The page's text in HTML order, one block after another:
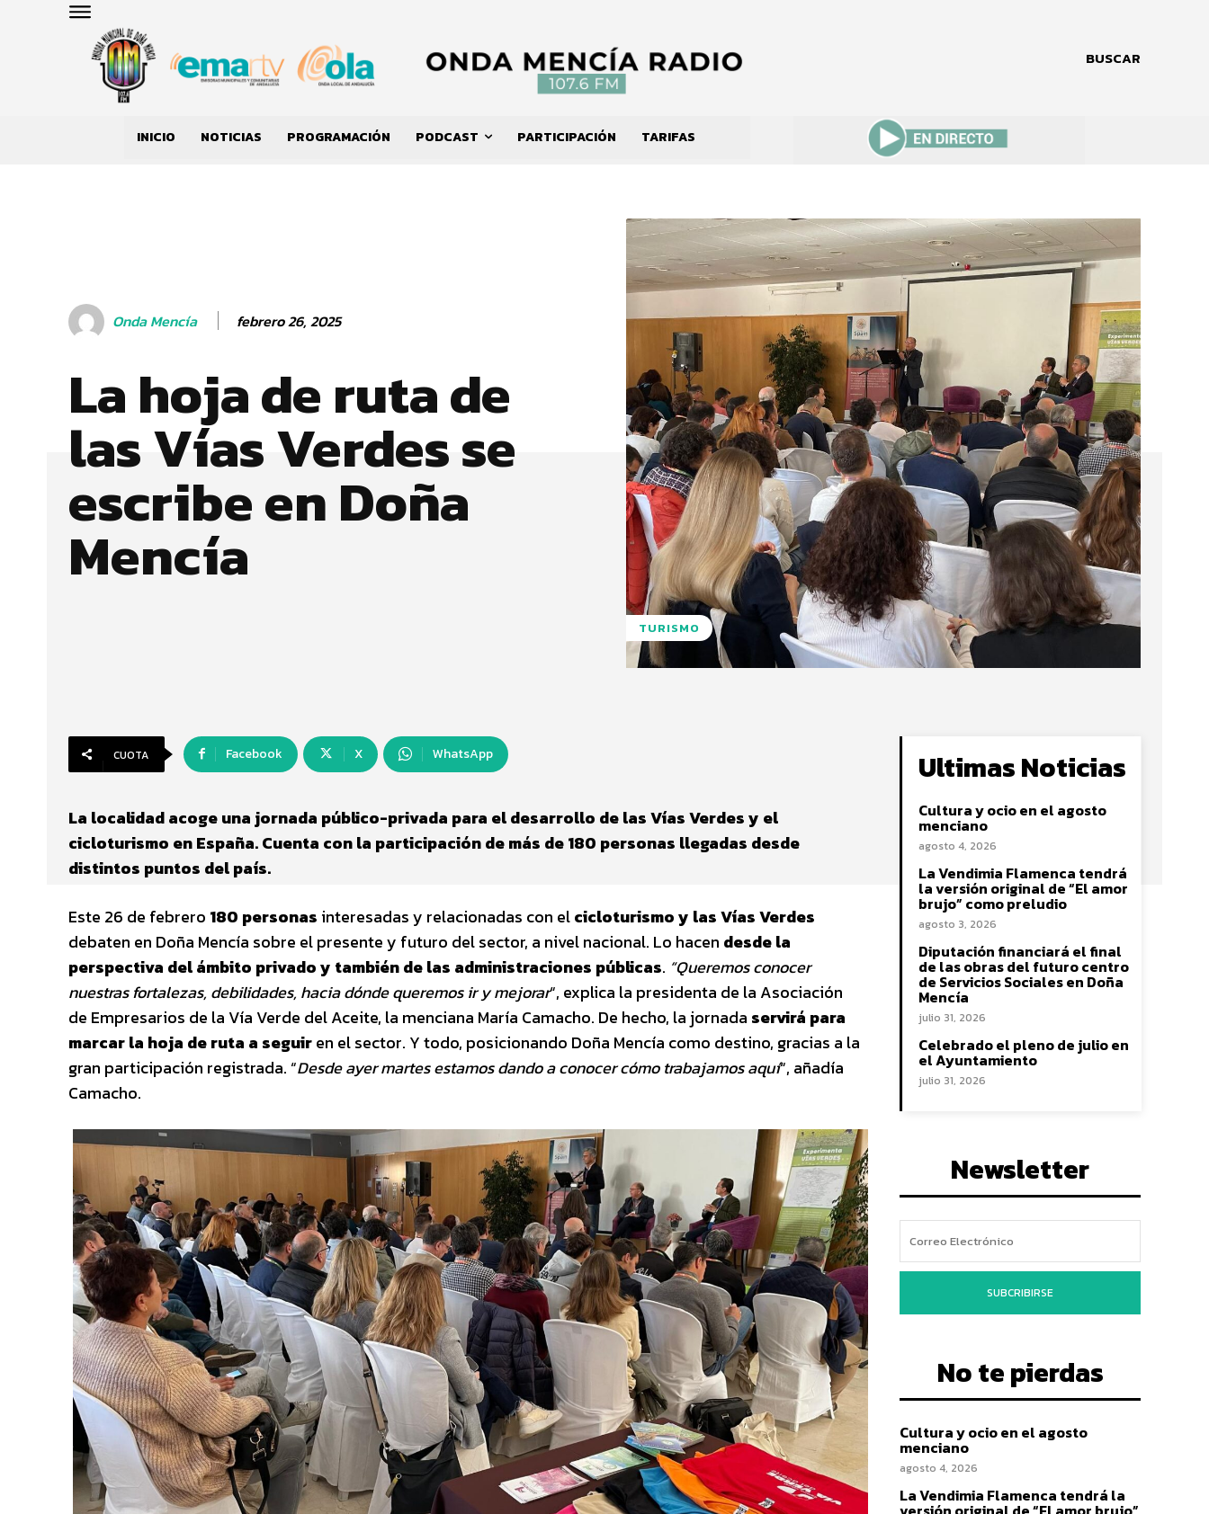
BUSCAR
INICIO NOTICIAS PROGRAMACIÓN PODCAST PARTICIPACIÓN TARIFAS
Onda Mencía febrero 26, 2025
La hoja de ruta de
las Vías Verdes se
escribe en Doña
Mencía
TURISMO
CUOTA Facebook X WhatsApp
La localidad acoge una jornada público-privada para el desarrollo de las Vías Verdes y el
cicloturismo en España. Cuenta con la participación de más de 180 personas llegadas desde
distintos puntos del país.
Este 26 de febrero 180 personas interesadas y relacionadas con elcicloturismo y las Vías Verdes
debaten en Doña Mencía sobre el presente y futuro del sector, a nivel nacional. Lo hacen desde la
perspectiva del ámbito privado y también de las administraciones públicas. “Queremos conocer
nuestras fortalezas, debilidades, hacia dónde queremos ir y mejorar“, explica la presidenta de la Asociación
de Empresarios de la Vía Verde del Aceite, la menciana María Camacho. De hecho, la jornada servirá para
marcar la hoja de ruta a seguiren el sector. Y todo, posicionando Doña Mencía como destino, gracias a la
gran participación registrada. “Desde ayer martes estamos dando a conocer cómo trabajamos aquí“, añadía
Camacho.
Ultimas Noticias
Cultura y ocio en el agosto
menciano
agosto 4, 2026
La Vendimia Flamenca tendrá
la versión original de “El amor
brujo” como preludio
agosto 3, 2026
Diputación financiará el final
de las obras del futuro centro
de Servicios Sociales en Doña
Mencía
julio 31, 2026
Celebrado el pleno de julio en
el Ayuntamiento
julio 31, 2026
Newsletter
SUBCRIBIRSE
No te pierdas
Cultura y ocio en el agosto
menciano
agosto 4, 2026
La Vendimia Flamenca tendrá la